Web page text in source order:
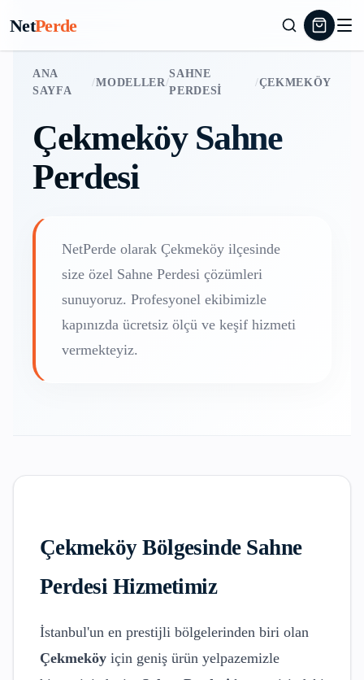
NetPerde
ANA
SAYFA
/MODELLER/
SAHNE
PERDESI
/ÇEKMEKÖY
Çekmeköy Sahne
Perdesi
NetPerde olarak Çekmeköy ilçesinde
size özel Sahne Perdesi çözümleri
sunuyoruz. Profesyonel ekibimizle
kapınızda ücretsiz ölçü ve keşif hizmeti
vermekteyiz.
ÇekmeköyBölgesinde Sahne
PerdesiHizmetimiz
İstanbul'un en prestijli bölgelerinden biri olan
Çekmeköy için geniş ürün yelpazemizle